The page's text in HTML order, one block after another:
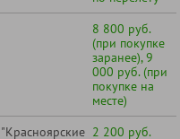
8 800 руб.
(при покупке
заранее), 9
000 руб. (при
покупке на
месте)
2 200 руб.